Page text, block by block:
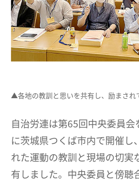
▲各地の教訓と思いを共有し、励まされ
自治労連は第65回中央委員会
に茨城県つくば市内で開催し
れた運動の教訓と現場の切実
有しました。中央委員と傍聴